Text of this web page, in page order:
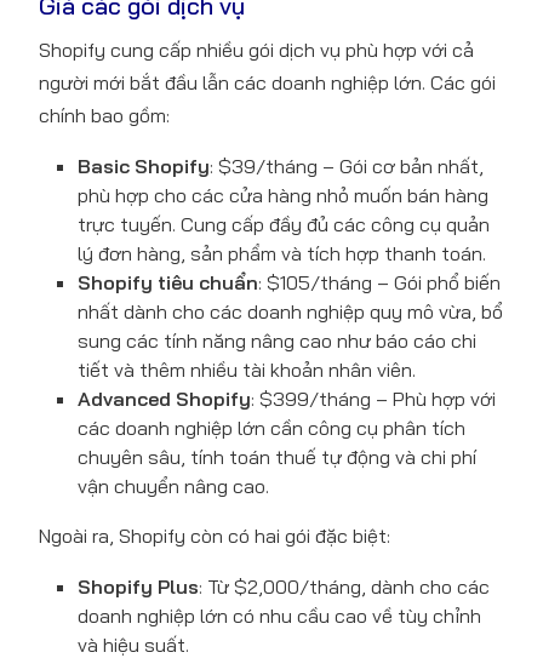
Shopify cung cấp nhiều gói dịch vụ phù hợp với cả
người mới bắt đầu lẫn các doanh nghiệp lớn. Các gói
chính bao gồm:
Basic Shopify: $39/tháng – Gói cơ bản nhất,
phù hợp cho các cửa hàng nhỏ muốn bán hàng
trực tuyến. Cung cấp đầy đủ các công cụ quản
lý đơn hàng, sản phẩm và tích hợp thanh toán.
Shopify tiêu chuẩn: $105/tháng – Gói phổ biến
nhất dành cho các doanh nghiệp quy mô vừa, bổ
sung các tính năng nâng cao như báo cáo chi
tiết và thêm nhiều tài khoản nhân viên.
Advanced Shopify: $399/tháng – Phù hợp với
các doanh nghiệp lớn cần công cụ phân tích
chuyên sâu, tính toán thuế tự động và chi phí
vận chuyển nâng cao.
Ngoài ra, Shopify còn có hai gói đặc biệt:
Shopify Plus: Từ $2,000/tháng, dành cho các
doanh nghiệp lớn có nhu cầu cao về tùy chỉnh
và hiệu suất.